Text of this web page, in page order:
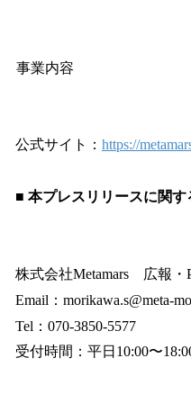
事業内容
公式サイト： https://
■ 本プレスリリースに関
株式会社Metamars 広報・
Email：morikawa.s@meta-
Tel：070-3850-5577
受付時間：平日10:00〜